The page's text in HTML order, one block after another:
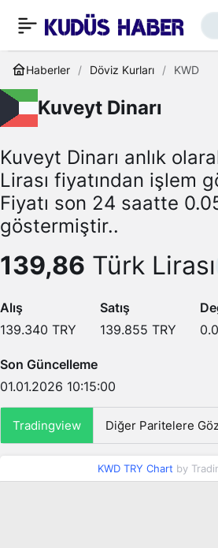
Haberler Döviz Kurları KWD
Kuveyt Dinarı
Kuveyt Dinarı anlık
Lirası fiyatından işlem
Fiyatı son 24 saatte
göstermiştir..
139,86 Türk Lirası
Alış
139.340 TRY
Satış
139.855 TRY
Son Güncelleme
01.01.2026 10:15:00
Tradingview Diğer Paritelere
KWD TRY Chart by